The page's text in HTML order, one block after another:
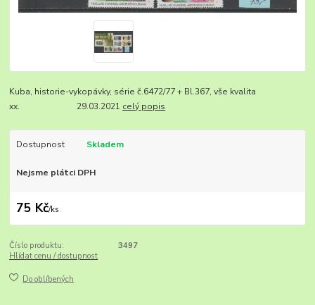
Kuba, historie-vykopávky, série č.6472/77 + Bl.367, vše kvalita
xx. 29.03.2021 celý popis
Dostupnost Skladem
Nejsme plátci DPH
75 Kč/ks
Číslo produktu:
3497
Hlídat cenu / dostupnost
Do oblíbených